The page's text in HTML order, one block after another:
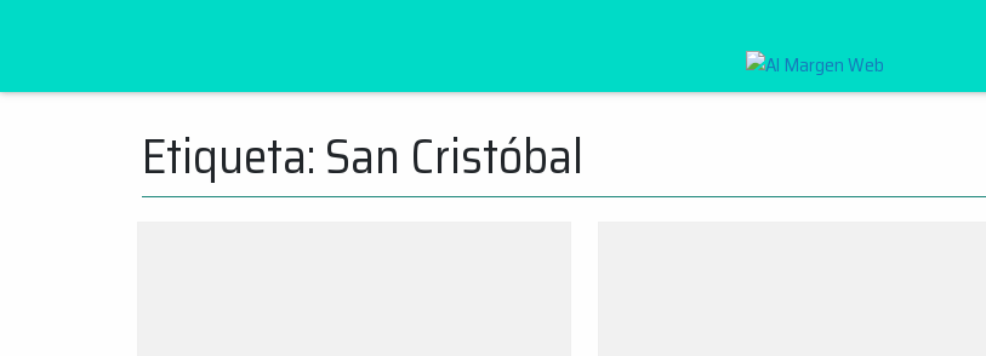
Al Margen Web
Ir
al
contenido
Etiqueta:San Cristóbal